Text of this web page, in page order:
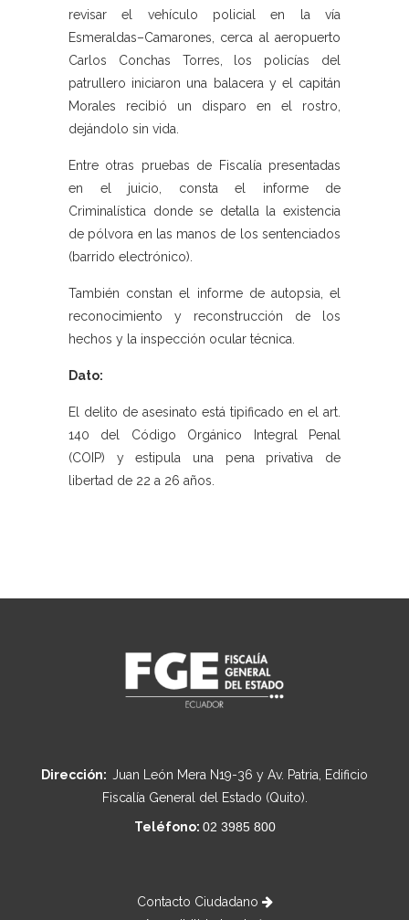
revisar el vehículo policial en la vía
Esmeraldas–Camarones, cerca al aeropuerto
Carlos Conchas Torres, los policías del
patrullero iniciaron una balacera y el capitán
Morales recibió un disparo en el rostro,
dejándolo sin vida.
Entre otras pruebas de Fiscalía presentadas
en el juicio, consta el informe de
Criminalística donde se detalla la existencia
de pólvora en las manos de los sentenciados
(barrido electrónico).
También constan el informe de autopsia, el
reconocimiento y reconstrucción de los
hechos y la inspección ocular técnica.
Dato:
El delito de asesinato está tipificado en el art.
140 del Código Orgánico Integral Penal
(COIP) y estipula una pena privativa de
libertad de 22 a 26 años.
Dirección: Juan León Mera N19-36 y Av. Patria, Edificio
Fiscalía General del Estado (Quito).
Teléfono: 02 3985 800
Contacto Ciudadano